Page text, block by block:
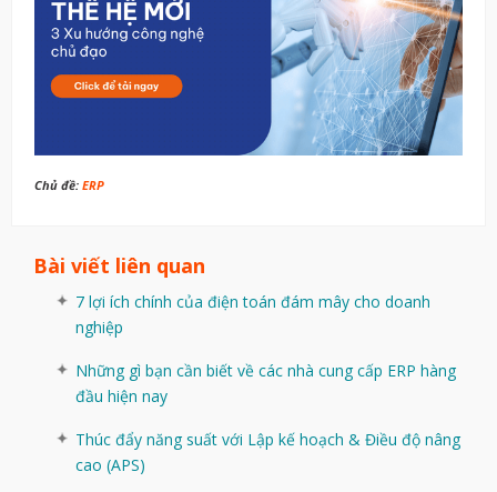
Chủ đề: ERP
Bài viết liên quan
7 lợi ích chính của điện toán đám mây cho doanh
nghiệp
Những gì bạn cần biết về các nhà cung cấp ERP hàng
đầu hiện nay
Thúc đẩy năng suất với Lập kế hoạch & Điều độ nâng
cao (APS)